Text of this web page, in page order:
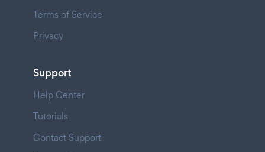
Terms of Service
Privacy
Support
Help Center
Tutorials
Contact Support